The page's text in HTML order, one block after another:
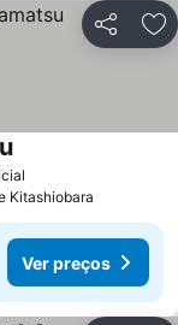
Partilhar
Kitashiobara
Ver preços